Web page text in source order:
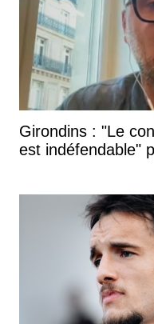
Girondins : "Le
est indéfendable"